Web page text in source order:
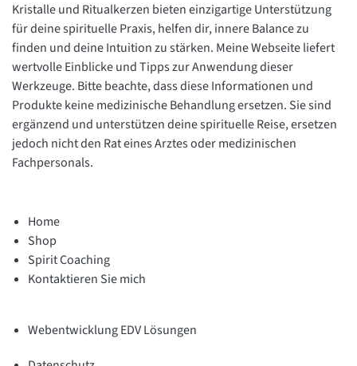
Kristalle und Ritualkerzen bieten einzigartige Unterstützung
für deine spirituelle Praxis, helfen dir, innere Balance zu
finden und deine Intuition zu stärken. Meine Webseite liefert
wertvolle Einblicke und Tipps zur Anwendung dieser
Werkzeuge. Bitte beachte, dass diese Informationen und
Produkte keine medizinische Behandlung ersetzen. Sie sind
ergänzend und unterstützen deine spirituelle Reise, ersetzen
jedoch nicht den Rat eines Arztes oder medizinischen
Fachpersonals.
Home
Shop
Spirit Coaching
Kontaktieren Sie mich
Webentwicklung EDV Lösungen